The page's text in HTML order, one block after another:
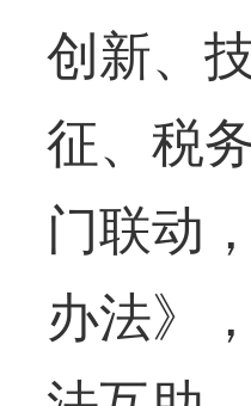
创新、
征、税
门联动
办法》